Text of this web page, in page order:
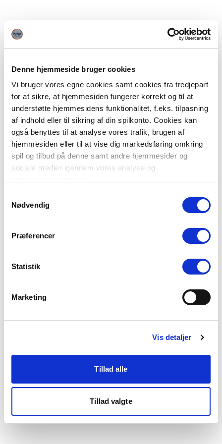
Denne hjemmeside bruger cookies
Vi bruger vores egne cookies samt cookies fra tredjepart
for at sikre, at hjemmesiden fungerer korrekt og til at
understøtte hjemmesidens funktionalitet, f.eks. tilpasning
af indhold eller til sikring af din spilkonto. Cookies kan
også benyttes til at analyse vores trafik, brugen af
hjemmesiden eller til at vise dig markedsføring omkring
spil og tilbud på denne samt andre hjemmesider og
sociale medier igennem vores analyse og
Du kan læse mere om vores brug af cookies under
"Detaljer" eller ved at klikke videre til vores Cookiepolitik,
Nødvendig
Præferencer
Statistik
Marketing
Vis detaljer
Tillad alle
Tillad valgte